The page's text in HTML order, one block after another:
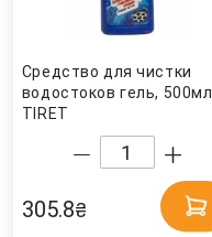
Средство для чистки
водостоков гель, 500мл.
TIRET
305.8₴